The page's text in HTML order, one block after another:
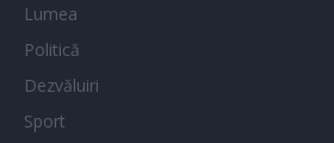
Lumea
Politică
Dezvăluiri
Sport